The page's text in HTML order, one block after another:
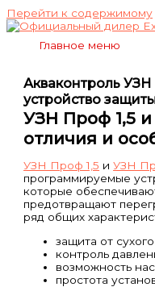
Перейти к содержимому
Главное меню
Акваконтроль
устройство
УЗН Проф 1,5
отличия и
УЗН Проф 1,5 иУЗН
программируемые
которые
предотвращают
ряд общих
защита от
контроль
возможность
простота